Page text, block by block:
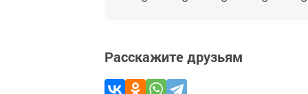
Расскажите друзьям